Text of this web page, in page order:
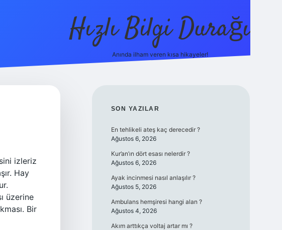
Hızlı Bilgi Durağı
Anında ilham veren kısa hikayeler!
izleriz
Hay
üzerine
Bir
SIDEBAR
SON YAZILAR
En tehlikeli ateş kaç derecedir ?
Ağustos 6, 2026
Kur’an’ın dört esası nelerdir ?
Ağustos 6, 2026
Ayak incinmesi nasıl anlaşılır ?
Ağustos 5, 2026
Ambulans hemşiresi hangi alan ?
Ağustos 4, 2026
Akım arttıkça voltaj artar mı ?